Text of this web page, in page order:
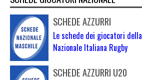
SCHEDE AZZURRI
Le schede dei giocatori della
Nazionale Italiana Rugby
SCHEDE AZZURRI U20